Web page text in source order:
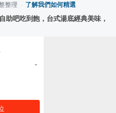
整理 · 了解我們如何精選
助吧吃到飽，台式湯底經典美味，